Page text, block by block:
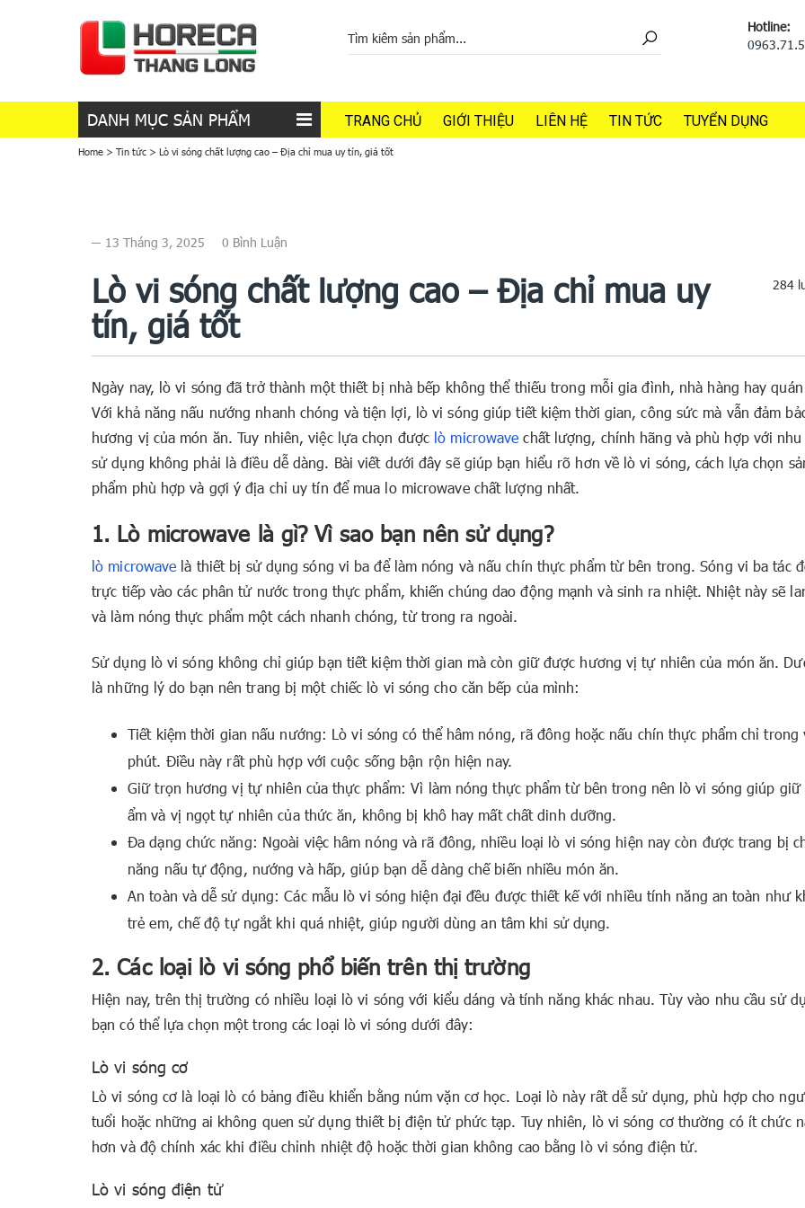
Hotline:
DANH MỤC SẢN PHẨM TRANG CHỦ GIỚI THIỆU LIÊN HỆ TIN TỨC TUYỂN DỤNG
Home > Tin tức > Lò vi sóng chất lượng cao – Địa chỉ mua uy tín, giá tốt
13 Tháng 3, 2025 0 Bình Luận
284
Lò vi sóng chất lượng cao – Địa chỉ mua uy
tín, giá tốt
Ngày nay, lò vi sóng đã trở thành một thiết bị nhà bếp không thể thiếu trong mỗi gia đình, nhà hàng hay
Với khả năng nấu nướng nhanh chóng và tiện lợi, lò vi sóng giúp tiết kiệm thời gian, công sức mà vẫn đảm
hương vị của món ăn. Tuy nhiên, việc lựa chọn được lò microwave chất lượng, chính hãng và phù hợp với nhu
sử dụng không phải là điều dễ dàng. Bài viết dưới đây sẽ giúp bạn hiểu rõ hơn về lò vi sóng, cách lựa chọn
phẩm phù hợp và gợi ý địa chỉ uy tín để mua lo microwave chất lượng nhất.
1. Lò microwave là gì? Vì sao bạn nên sử dụng?
lò microwave là thiết bị sử dụng sóng vi ba để làm nóng và nấu chín thực phẩm từ bên trong. Sóng vi ba tác
trực tiếp vào các phân tử nước trong thực phẩm, khiến chúng dao động mạnh và sinh ra nhiệt. Nhiệt này sẽ
và làm nóng thực phẩm một cách nhanh chóng, từ trong ra ngoài.
Sử dụng lò vi sóng không chỉ giúp bạn tiết kiệm thời gian mà còn giữ được hương vị tự nhiên của món ăn.
là những lý do bạn nên trang bị một chiếc lò vi sóng cho căn bếp của mình:
Tiết kiệm thời gian nấu nướng: Lò vi sóng có thể hâm nóng, rã đông hoặc nấu chín thực phẩm chỉ trong
phút. Điều này rất phù hợp với cuộc sống bận rộn hiện nay.
Giữ trọn hương vị tự nhiên của thực phẩm: Vì làm nóng thực phẩm từ bên trong nên lò vi sóng giúp giữ
ẩm và vị ngọt tự nhiên của thức ăn, không bị khô hay mất chất dinh dưỡng.
Đa dạng chức năng: Ngoài việc hâm nóng và rã đông, nhiều loại lò vi sóng hiện nay còn được trang bị
năng nấu tự động, nướng và hấp, giúp bạn dễ dàng chế biến nhiều món ăn.
An toàn và dễ sử dụng: Các mẫu lò vi sóng hiện đại đều được thiết kế với nhiều tính năng an toàn như
trẻ em, chế độ tự ngắt khi quá nhiệt, giúp người dùng an tâm khi sử dụng.
2. Các loại lò vi sóng phổ biến trên thị trường
Hiện nay, trên thị trường có nhiều loại lò vi sóng với kiểu dáng và tính năng khác nhau. Tùy vào nhu cầu sử
bạn có thể lựa chọn một trong các loại lò vi sóng dưới đây:
Lò vi sóng cơ
Lò vi sóng cơ là loại lò có bảng điều khiển bằng núm vặn cơ học. Loại lò này rất dễ sử dụng, phù hợp cho
tuổi hoặc những ai không quen sử dụng thiết bị điện tử phức tạp. Tuy nhiên, lò vi sóng cơ thường có ít chức
hơn và độ chính xác khi điều chỉnh nhiệt độ hoặc thời gian không cao bằng lò vi sóng điện tử.
Lò vi sóng điện tử